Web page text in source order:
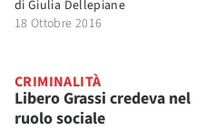
di Giulia Dellepiane
18 Ottobre 2016
CRIMINALITÀ
Libero Grassi credeva nel
ruolo sociale